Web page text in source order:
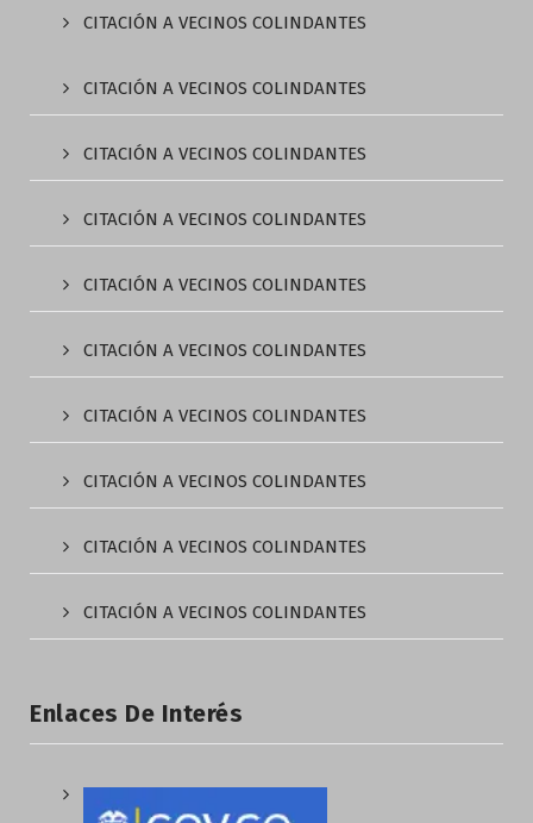
CITACIÓN A VECINOS COLINDANTES
CITACIÓN A VECINOS COLINDANTES
CITACIÓN A VECINOS COLINDANTES
CITACIÓN A VECINOS COLINDANTES
CITACIÓN A VECINOS COLINDANTES
CITACIÓN A VECINOS COLINDANTES
CITACIÓN A VECINOS COLINDANTES
CITACIÓN A VECINOS COLINDANTES
CITACIÓN A VECINOS COLINDANTES
CITACIÓN A VECINOS COLINDANTES
Enlaces De Interés